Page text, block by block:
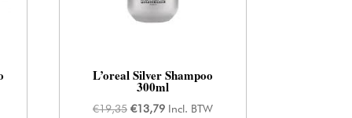
L’oreal Silver Shampoo
300ml
€19,35 Oorspronkelijke
€13,79Huidige
Incl. BTW